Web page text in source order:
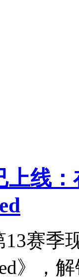
上线
13赛季
》，